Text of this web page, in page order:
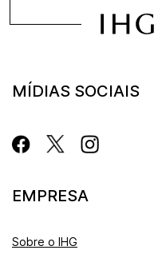
MÍDIAS SOCIAIS
EMPRESA
Sobre o IHG